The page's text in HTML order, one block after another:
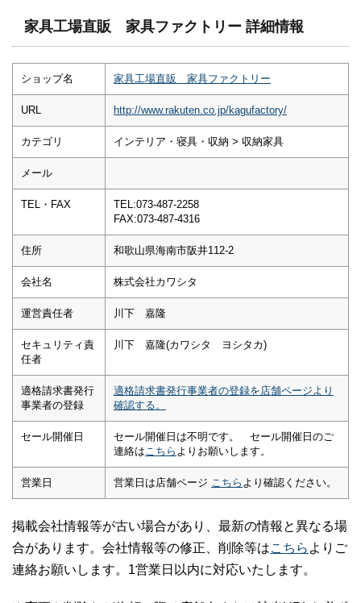
家具工場直販 家具ファクトリー 詳細情報
ショップ名 家具工場直販 家具ファクトリー
URL http://www.rakuten.co.jp/kagufactory/
カテゴリ インテリア・寝具・収納 > 収納家具
メール
TEL・FAX
TEL:073-487-2258
FAX:073-487-4316
住所 和歌山県海南市阪井112-2
会社名 株式会社カワシタ
運営責任者 川下 嘉隆
セキュリティ責
任者
川下 嘉隆(カワシタ ヨシタカ)
適格請求書発行
事業者の登録
適格請求書発行事業者の登録を店舗ページより
確認する。
セール開催日
セール開催日は不明です。 セール開催日のご
連絡は こちら よりお願いします。
営業日 営業日は店舗ページ こちら より確認ください。
掲載会社情報等が古い場合があり、最新の情報と異なる場
合があります。会社情報等の修正、削除等はこちら よりご
連絡お願いします。1営業日以内に対応いたします。